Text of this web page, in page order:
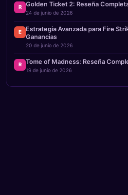
R Golden Ticket 2: Reseña
24 de junio de 2026
E
Estrategia Avanzada para Fire
Ganancias
20 de junio de 2026
R Tome of Madness: Reseña
19 de junio de 2026